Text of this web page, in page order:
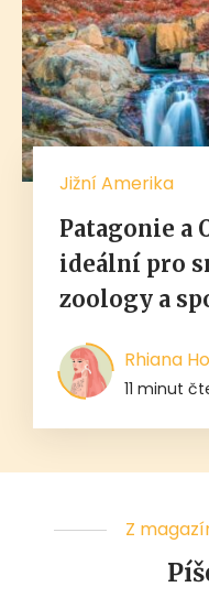
Jižní Amerika
Patagonie a
ideální pro
zoology a
Rhiana
11 minut
Z